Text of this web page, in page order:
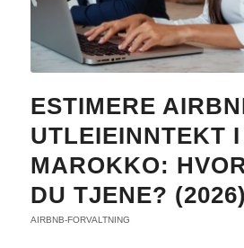
ESTIMERE
UTLEIEINNTEKT I
MAROKKO:
DU TJENE? (2026)
AIRBNB-FORVALTNING